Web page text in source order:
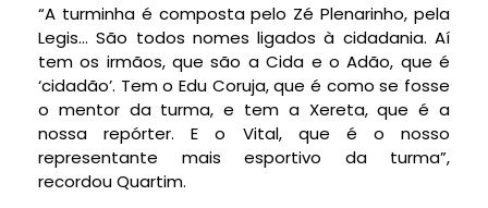
“A turminha é composta pelo Zé Plenarinho, pela
Legis… São todos nomes ligados à cidadania. Aí
tem os irmãos, que são a Cida e o Adão, que é
‘cidadão’. Tem o Edu Coruja, que é como se fosse
o mentor da turma, e tem a Xereta, que é a
nossa repórter. E o Vital, que é o nosso
representante mais esportivo da turma”,
recordou Quartim.